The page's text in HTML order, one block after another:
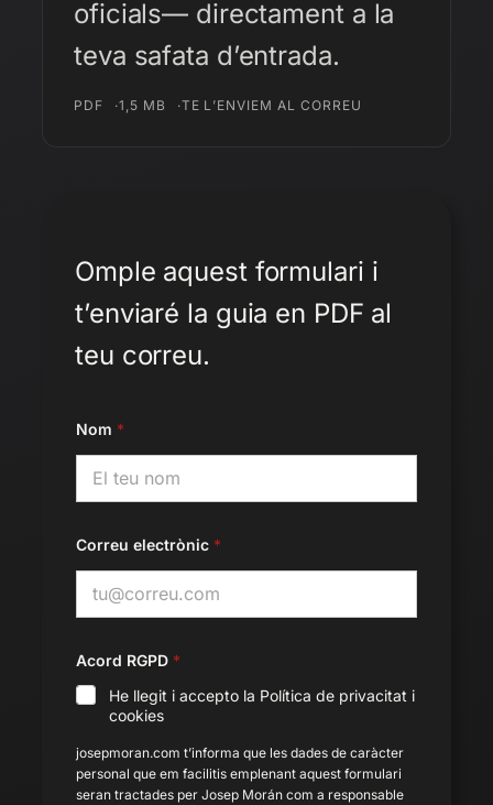
oficials— directament a la
teva safata d’entrada.
PDF 1,5 MB TE L’ENVIEM AL CORREU
Omple aquest formulari i
t’enviaré la guia en PDF al
teu correu.
o
o
Nom *
Correu electrònic *
Acord RGPD *
He llegit i accepto la Política de privacitat i
cookies
josepmoran.com t’informa que les dades de caràcter
personal que em facilitis emplenant aquest formulari
seran tractades per Josep Morán com a responsable